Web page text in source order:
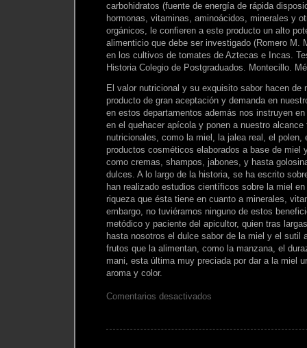
carbohidratos (fuente de energía de rápida
hormonas, vitaminas, aminoácidos, minerales y
orgánicos, le confieren a este producto un alto
alimenticio que debe ser investigado (Romero M.
en los cultivos de tomates de Aztecas e Incas.
Historia Colegio de Postgraduados. Montecillo.
El valor nutricional y su exquisito sabor hacen de
producto de gran aceptación y demanda en
en estos departamentos además nos instruyen
en el quehacer apícola y ponen a nuestro
nutricionales, como la miel, la jalea real, el polen,
productos cosméticos elaborados a base de miel
como cremas, shampos, jabones, y hasta
dulces. A lo largo de la historia, se ha escrito
han realizado estudios científicos sobre la miel
riqueza que ésta tiene en cuanto a minerales,
embargo, no tuviéramos ninguno de estos
metódico y paciente del apicultor, quien tras
hasta nosotros el dulce sabor de la miel y el sutil
frutos que la alimentan, como la manzana, el
mani, esta última muy preciada por dar a la miel
aroma y color.
Comentarios desactivados